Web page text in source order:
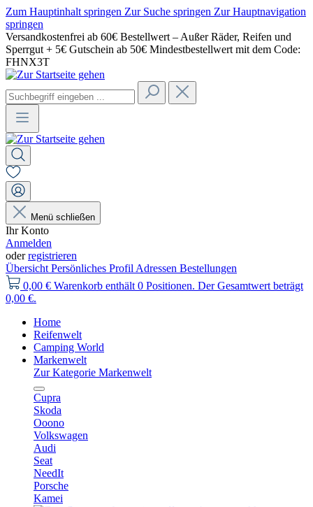
Zum Hauptinhalt springen Zur Suche springen Zur Hauptnavigation
springen
Versandkostenfrei ab 60€ Bestellwert – Außer Räder, Reifen und
Sperrgut + 5€ Gutschein ab 50€ Mindestbestellwert mit dem Code:
FHNX3T
Menü schließen
Ihr Konto
Anmelden
oderregistrieren
Übersicht Persönliches Profil Adressen Bestellungen
0,00 € Warenkorb enthält 0 Positionen. Der Gesamtwert beträgt
0,00 €.
Home
Reifenwelt
Camping World
Markenwelt
Zur Kategorie Markenwelt
Cupra
Skoda
Ooono
Volkswagen
Audi
Seat
NeedIt
Porsche
Kamei